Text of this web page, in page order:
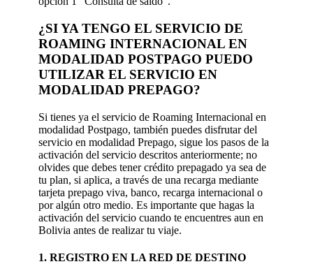
¿SI YA TENGO EL SERVICIO DE
ROAMING INTERNACIONAL EN
MODALIDAD POSTPAGO PUEDO
UTILIZAR EL SERVICIO EN
MODALIDAD PREPAGO?
Si tienes ya el servicio de Roaming Internacional en
modalidad Postpago, también puedes disfrutar del
servicio en modalidad Prepago, sigue los pasos de la
activación del servicio descritos anteriormente; no
olvides que debes tener crédito prepagado ya sea de
tu plan, si aplica, a través de una recarga mediante
tarjeta prepago viva, banco, recarga internacional o
por algún otro medio. Es importante que hagas la
activación del servicio cuando te encuentres aun en
Bolivia antes de realizar tu viaje.
1. REGISTRO EN LA RED DE DESTINO